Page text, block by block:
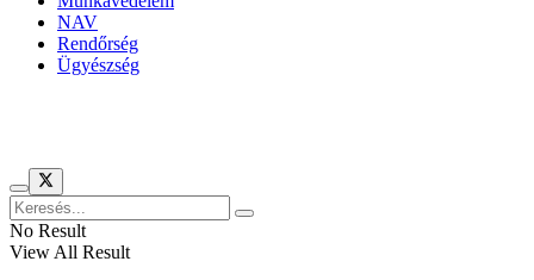
NAV
Rendőrség
Ügyészség
No Result
View All Result